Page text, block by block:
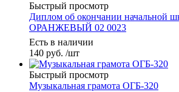
Быстрый просмотр
Диплом об окончании начальной
ОРАНЖЕВЫЙ 02 0023
Есть в наличии
140 руб. /шт
Быстрый просмотр
Музыкальная грамота ОГБ-320